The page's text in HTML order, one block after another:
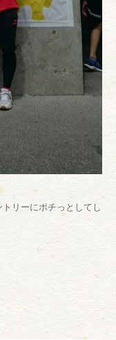
リーにポチっとしてし